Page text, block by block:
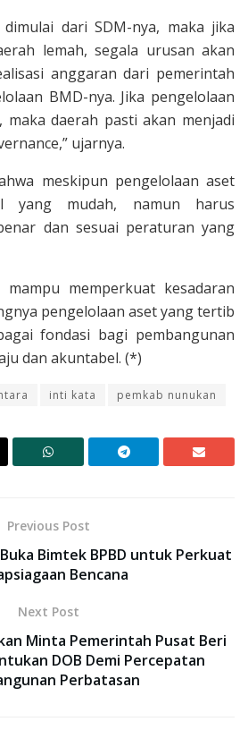
dari SDM-nya, maka jika
lemah, segala urusan akan
anggaran dari pemerintah
BMD-nya. Jika pengelolaan
maka daerah pasti akan menjadi
ujarnya.
meskipun pengelolaan aset
yang mudah, namun harus
dan sesuai peraturan yang
memperkuat kesadaran
pengelolaan aset yang tertib
fondasi bagi pembangunan
dan akuntabel. (*)
inti kata pemkab nunukan
Previous Post
Bimtek BPBD untuk Perkuat
Bencana
Next Post
Minta Pemerintah Pusat Beri
DOB Demi Percepatan
Perbatasan